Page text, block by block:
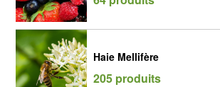
Haie Mellifère
205 produits